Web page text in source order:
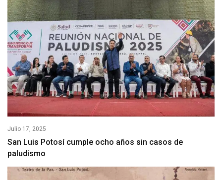
Julio 17, 2025
San Luis Potosí cumple ocho años sin casos de
paludismo